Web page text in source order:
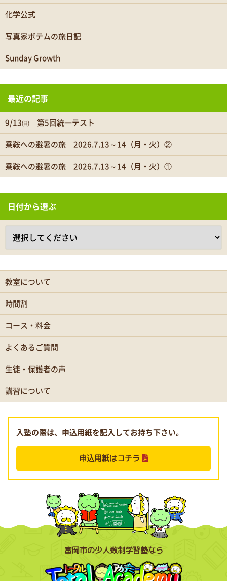
化学公式
写真家ポテムの旅日記
Sunday Growth
最近の記事
9/13㈰ 第5回統一テスト
乗鞍への避暑の旅 2026.7.13～14（月・火）②
乗鞍への避暑の旅 2026.7.13～14（月・火）①
日付から選ぶ
教室について
時間割
コース・料金
よくあるご質問
生徒・保護者の声
講習について
入塾の際は、申込用紙を記入してお持ち下さい。
申込用紙はコチラ
富岡市の少人数制学習塾なら